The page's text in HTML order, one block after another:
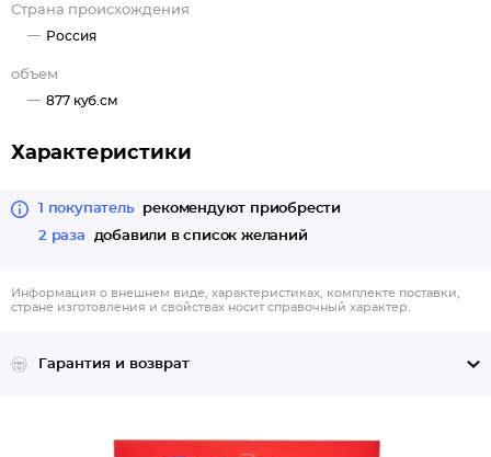
Страна происхождения
Россия
объем
877 куб.см
Характеристики
1 покупатель
рекомендуют приобрести
2 раза
добавили в список желаний
Информация о внешнем виде, характеристиках, комплекте поставки,
стране изготовления и свойствах носит справочный характер.
Гарантия и возврат